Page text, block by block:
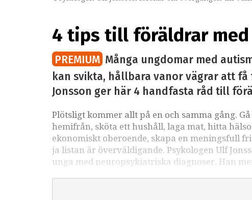
4 tips till föräldrar med
PREMIUM Många ungdomar med
kan svikta, hållbara vanor vägrar att
Jonsson ger här 4 handfasta råd till
Plötsligt kommer allt på en och samma gång.
hemifrån, sköta ett hushåll, laga mat, hitta
ekonomiskt oberoende, skapa en meningsfull
ja listan är överväldigande. Psykologen Ulf
unga med neuropsykiatriska diagnoser. Han